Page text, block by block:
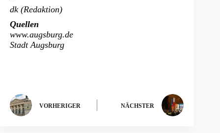
dk (Redaktion)
Quellen
www.augsburg.de
Stadt Augsburg
VORHERIGER NÄCHSTER